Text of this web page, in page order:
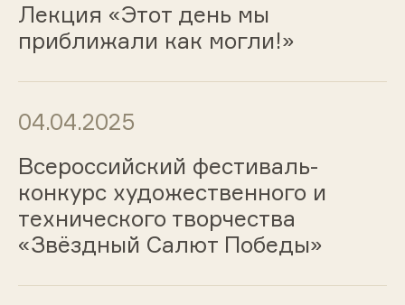
Лекция «Этот день мы
приближали как могли!»
04.04.2025
Всероссийский фестиваль-
конкурс художественного и
технического творчества
«Звёздный Салют Победы»